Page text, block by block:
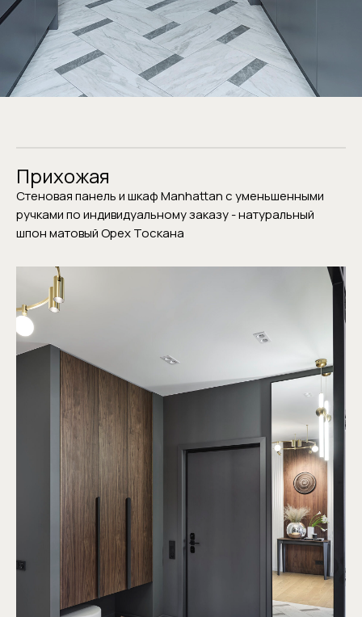
Прихожая
Стеновая панель и шкаф Manhattan с уменьшенными
ручками по индивидуальному заказу - натуральный
шпон матовый Орех Тоскана